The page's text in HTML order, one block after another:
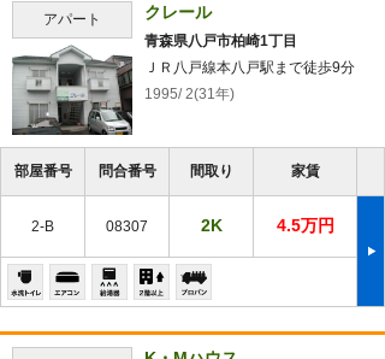
アパート クレール
青森県八戸市柏崎1丁目
ＪＲ八戸線本八戸駅まで徒歩9分
1995/ 2(31年)
部屋番号 問合番号 間取り 家賃
2-B 08307 2K 4.5万円